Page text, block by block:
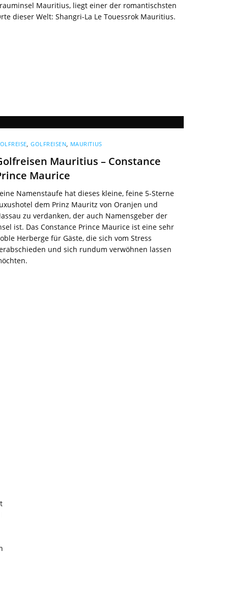
Mauritius, liegt einer der romantischsten
dieser Welt: Shangri-La Le Touessrok Mauritius.
,GOLFREISEN, MAURITIUS
Mauritius – Constance
Maurice
Namenstaufe hat dieses kleine, feine 5-Sterne
dem Prinz Mauritz von Oranjen und
zu verdanken, der auch Namensgeber der
ist. Das Constance Prince Maurice ist eine sehr
Herberge für Gäste, die sich vom Stress
und sich rundum verwöhnen lassen